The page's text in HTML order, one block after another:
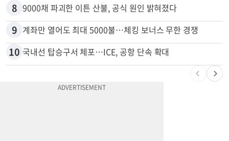
8 9000채 파괴한 이튼 산불, 공식 원인 밝혀졌다
9 계좌만 열어도 최대 5000불…체킹 보너스 무한 경쟁
10 국내선 탑승구서 체포…ICE, 공항 단속 확대